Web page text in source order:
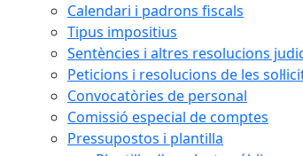
Calendari i padrons fiscals
Tipus impositius
Sentències i altres resolucions
Peticions i resolucions de les
Convocatòries de personal
Comissió especial de comptes
Pressupostos i plantilla